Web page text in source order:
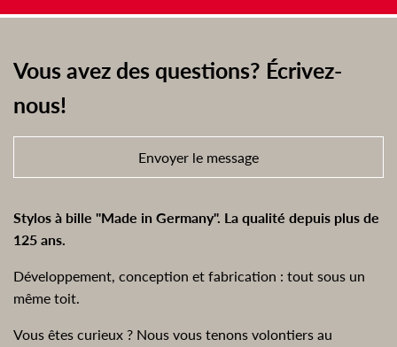
Vous avez des questions? Écrivez-
nous!
Envoyer le message
Stylos à bille "Made in Germany". La qualité depuis plus de
125 ans.
Développement, conception et fabrication : tout sous un
même toit.
Vous êtes curieux ? Nous vous tenons volontiers au